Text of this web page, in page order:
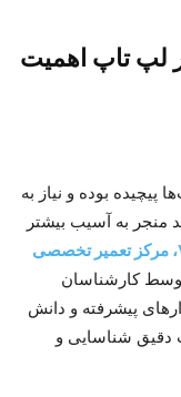
لپ‌ تاپ اهمیت
بوده و نیاز به
منجر به آسیب بیشتر
آیدی ۷۲۴، مرکز تعمیر تخصصی
کارشناسان
پیشرفته و دانش
دقیق شناسایی و